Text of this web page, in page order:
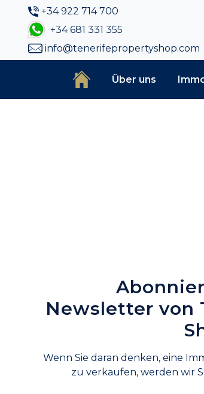
+34 922 714 700
+34 681 331 355
info@tenerifepropertyshop.com
Über uns
Newsletter von
Wenn Sie daran denken, eine
zu verkaufen, werden wir